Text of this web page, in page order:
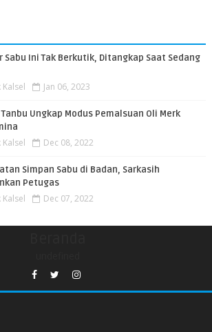
Sabu Ini Tak Berkutik, Ditangkap Saat Sedang
Kalsel Jan 06, 2023
Ungkap Modus Pemalsuan Oli Merk
Kalsel Dec 08, 2022
Simpan Sabu di Badan, Sarkasih
Petugas
Kalsel Dec 07, 2022